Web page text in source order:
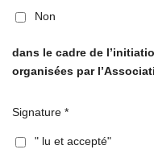
Non
dans le cadre de
organisées par
Signature *
" lu et accepté"